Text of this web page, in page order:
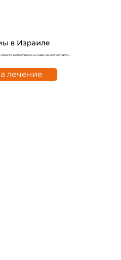
в Израиле
распространенным видом рака почек у детей.
лечение